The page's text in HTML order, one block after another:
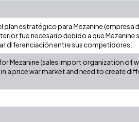
estratégico para Mezanine (empresa
fue necesario debido a que Mezanine
diferenciación entre sus competidores.
Mezanine (sales import organization of
a price war market and need to create